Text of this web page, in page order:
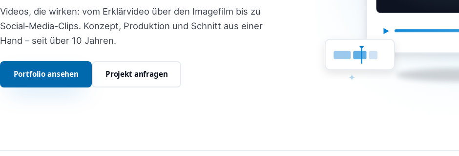
Videos, die wirken: vom Erklärvideo über den Imagefilm bis zu
Social-Media-Clips. Konzept, Produktion und Schnitt aus einer
Hand – seit über 10 Jahren.
Portfolio ansehen Projekt anfragen